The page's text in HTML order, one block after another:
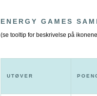
ENERGY GAMES
(se tooltip for beskrivelse på
UTØVER